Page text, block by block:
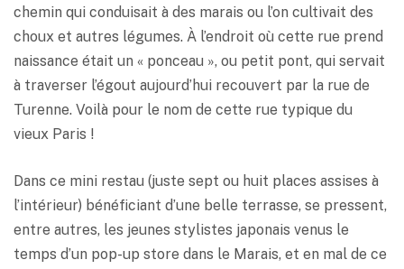
chemin qui conduisait à des marais ou l’on cultivait des
choux et autres légumes. À l’endroit où cette rue prend
naissance était un « ponceau », ou petit pont, qui servait
à traverser l’égout aujourd’hui recouvert par la rue de
Turenne. Voilà pour le nom de cette rue typique du
vieux Paris !
Dans ce mini restau (juste sept ou huit places assises à
l’intérieur) bénéficiant d’une belle terrasse, se pressent,
entre autres, les jeunes stylistes japonais venus le
temps d’un pop-up store dans le Marais, et en mal de ce